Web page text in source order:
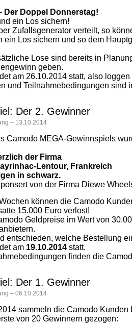
Der Doppel Donnerstag!
ein Los sichern!
Zufallsgenerator verteilt, so
ein Los sichern und so dem
Lose sind bereits in
geben.
am 26.10.2014 statt, also
und Teilnahmebedingungen sind
Der 2. Gewinner
– 13.10.2014
Camodo MEGA-Gewinnspiels
der Firma
Lentour, Frankreich
in schwarz.
von der Firma Diewe
können die Camodo
15.000 Euro verlost!
Geldpreise im Wert von
entschieden, welche Bestellung
am 19.10.2014 statt.
finden die
Der 1. Gewinner
– 06.10.2014
sammeln die Camodo
von 20 Gewinnern gezogen: